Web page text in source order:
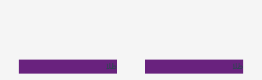
طلا طلا